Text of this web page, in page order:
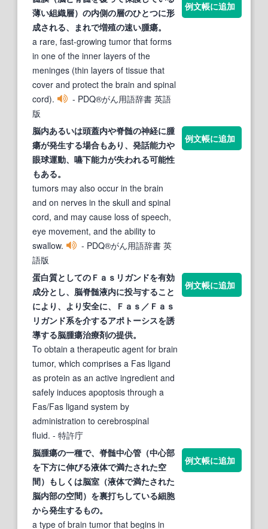
薄い組織層）の内側の層のひとつに形
成される、まれで増殖の速い腫瘍。
a rare, fast-growing tumor that forms
in one of the inner layers of the
meninges (thin layers of tissue that
cover and protect the brain and spinal
cord).
- PDQ®がん用語辞書 英語
版
例文帳に追加
脳内あるいは頭蓋内や脊髄の神経に腫
瘍が発生する場合もあり、発話能力や
眼球運動、嚥下能力が失われる可能性
もある。
tumors may also occur in the brain
and on nerves in the skull and spinal
cord, and may cause loss of speech,
eye movement, and the ability to
swallow.
- PDQ®がん用語辞書 英
語版
例文帳に追加
蛋白質としてのＦａｓリガンドを有効
成分とし、脳脊髄液内に投与すること
により、より安全に、Ｆａｓ／Ｆａｓ
リガンド系を介するアポトーシスを誘
導する脳腫瘍治療剤の提供。
To obtain a therapeutic agent for brain
tumor, which comprises a Fas ligand
as protein as an active ingredient and
safely induces apoptosis through a
Fas/Fas ligand system by
administration to cerebrospinal
fluid. - 特許庁
例文帳に追加
脳腫瘍の一種で、 脊髄中心管（中心部
を下方に伸びる液体で満たされた空
間）もしくは脳室（液体で満たされた
脳内部の空間）を裏打ちしている細胞
から発生するもの。
a type of brain tumor that begins in
例文帳に追加